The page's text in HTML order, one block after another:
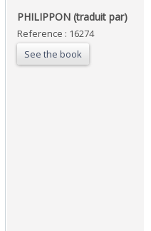
‎PHILIPPON (traduit par)‎
Reference : 16274
See the book